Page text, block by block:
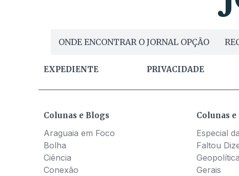
ONDE ENCONTRAR O JORNAL OPÇÃO
EXPEDIENTE PRIVACIDADE
Colunas e Blogs
Araguaia em Foco
Bolha
Ciência
Conexão
Colunas
Especial
Faltou
Geopolítica
Gerais